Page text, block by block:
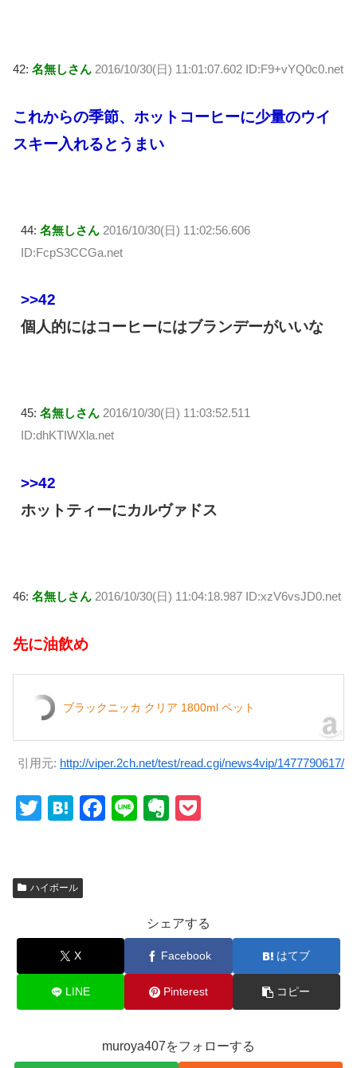
42: 名無しさん 2016/10/30(日) 11:01:07.602 ID:F9+vYQ0c0.net
これからの季節、ホットコーヒーに少量のウイ
スキー入れるとうまい
44: 名無しさん 2016/10/30(日) 11:02:56.606
ID:FcpS3CCGa.net
>>42
個人的にはコーヒーにはブランデーがいいな
45: 名無しさん 2016/10/30(日) 11:03:52.511
ID:dhKTIWXla.net
>>42
ホットティーにカルヴァドス
46: 名無しさん 2016/10/30(日) 11:04:18.987 ID:xzV6vsJD0.net
先に油飲め
ブラックニッカ クリア 1800ml ペット
引用元: http://viper.2ch.net/test/read.cgi/news4vip/1477790617/
T
er
H
n
F
o
Li
E
e
ハイボール
シェアする
X Facebook はてブ
LINE Pinterest コピー
muroya407をフォローする